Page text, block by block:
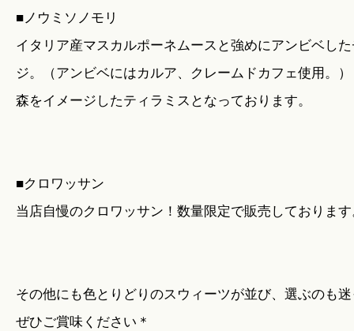
■ノウミソノモリ
イタリア産マスカルポーネムースと強めにアンビベし
ジ。（アンビベにはカルア、クレームドカフェ使用。）
森をイメージしたティラミスとなっております。
■クロワッサン
当店自慢のクロワッサン！数量限定で販売しておりま
その他にも色とりどりのスウィーツが並び、選ぶのも
ぜひご賞味ください＊